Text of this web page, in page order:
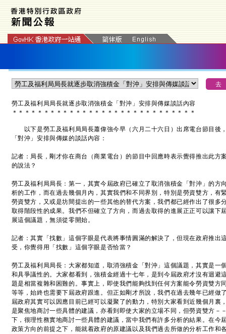
勞工及福利局局長就逐步取消強積金「對沖」安排與傳媒談話內容
＊ ＊ ＊ ＊ ＊ ＊ ＊ ＊ ＊ ＊ ＊ ＊ ＊ ＊ ＊ ＊ ＊ ＊ ＊ ＊ ＊ ＊ ＊ ＊ ＊ ＊ ＊ ＊ ＊
以下是勞工及福利局局長蕭偉強今早（六月二十六日）出席電台節目後
「對沖」安排與傳媒的談話內容：
記者：局長，剛才你在商台（商業電台）的節目中回應時表示覺得推出此方
的說法？
勞工及福利局局長：第一，其實今屆政府已確立了取消強積金「對沖」的方
析的工作，而在過去幾個月內，其實我們和不同界別，特別是勞資雙方，有
勞資雙方，又或是坊間提出的一些其他的替代方案，我們都已經作出了很多
取得階段性的成果。我們不但確立了方向，而過去取得的進展正正可以讓下
展這個議題，無須從零開始。
記者：其實「找數」這個字眼是代表將事情圓滿的解決了，但現在政府推出
受，你覺得用「找數」這個字眼是否恰當？
勞工及福利局局長：大家都知道，取消強積金「對沖」這個議題，其實是一
和具爭議性的。大家都看到，強積金經過十七年，是到今屆政府才沒有迴避
題是相當複雜和困難的。事實上，即使我們能夠找到任何方案能令勞資雙方
等等，始終也需要下屆政府跟進。但正如剛才所說，我們在過去幾年已經做
屆政府其實可以因應目前已經可以凝聚了的動力，特別大家看到近幾個月裏
是聚焦地商討一些具體的建議，亦看到即使大家的立場不同，但勞資雙方－
下，很理性務實地商討一些具體的建議，當中我們有許多分析的結果。在今
政策方向的前提之下，能就着政府的原建議以及我們過去所做的分析工作和